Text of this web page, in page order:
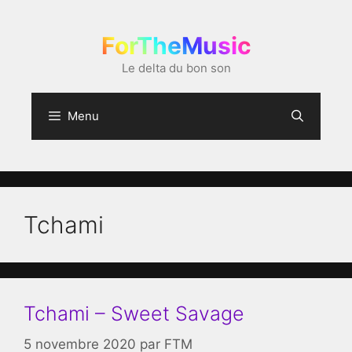
ForTheMusic
Le delta du bon son
Menu
Tchami
Tchami – Sweet Savage
5 novembre 2020 par FTM